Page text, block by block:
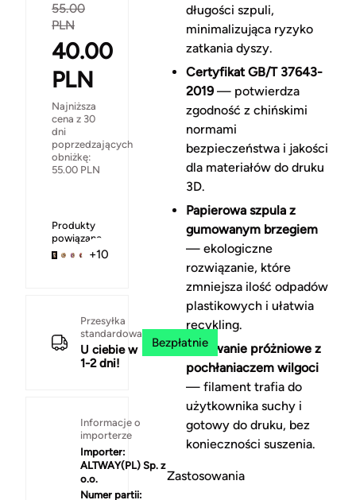
55.00
PLN
40.00
PLN
Najniższa
cena z 30
dni
poprzedzających
obniżkę:
55.00 PLN
Produkty
powiązane
+10
Przesyłka
standardowa
U ciebie w
1-2 dni!
Bezpłatnie
Informacje o
importerze
Importer:
ALTWAY(PL) Sp. z
o.o.
Numer partii:
długości szpuli,
minimalizująca ryzyko
zatkania dyszy.
Certyfikat GB/T 37643-
2019— potwierdza
zgodność z chińskimi
normami
bezpieczeństwa i jakości
dla materiałów do druku
3D.
Papierowa szpula z
gumowanym brzegiem
— ekologiczne
rozwiązanie, które
zmniejsza ilość odpadów
plastikowych i ułatwia
recykling.
Pakowanie próżniowe z
pochłaniaczem wilgoci
— filament trafia do
użytkownika suchy i
gotowy do druku, bez
konieczności suszenia.
Zastosowania